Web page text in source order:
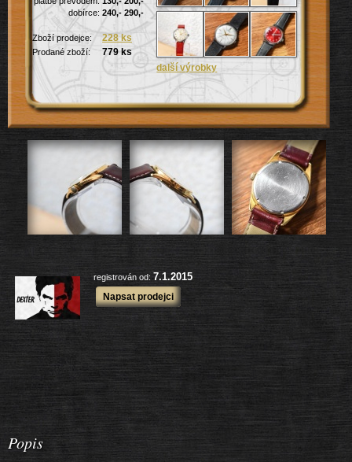
K dispozici: 1 kusů
Dodání do: 7 dnů
Poštovné při
platbě převodem: 130,- 200,-
dobírce: 240,- 290,-
228 ks
Prodané zboží: 779 ks
Zboží prodejce:
registrován od:7.1.2015
Napsat prodejci
Popis